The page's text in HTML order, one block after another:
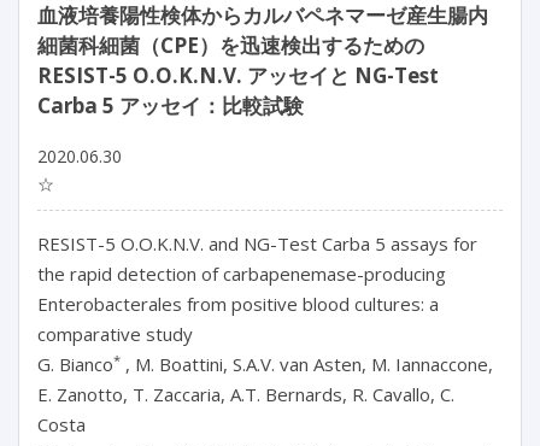
血液培養陽性検体からカルバペネマーゼ産生腸内
細菌科細菌（CPE）を迅速検出するための
RESIST-5 O.O.K.N.V. アッセイと NG-Test
Carba 5 アッセイ：比較試験
2020.06.30
☆
RESIST-5 O.O.K.N.V. and NG-Test Carba 5 assays for
the rapid detection of carbapenemase-producing
Enterobacterales from positive blood cultures: a
comparative study
G. Bianco* , M. Boattini, S.A.V. van Asten, M. Iannaccone,
E. Zanotto, T. Zaccaria, A.T. Bernards, R. Cavallo, C.
Costa